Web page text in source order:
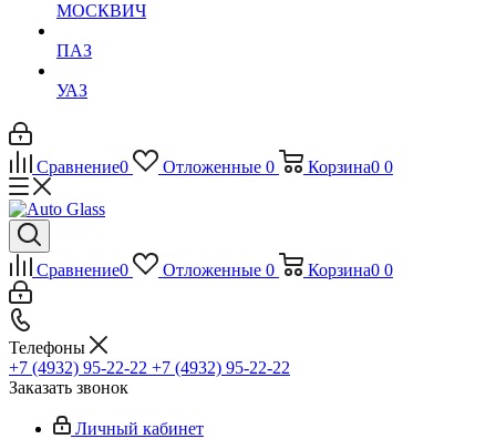
МОСКВИЧ
ПАЗ
УАЗ
Сравнение0 Отложенные 0 Корзина0 0
Сравнение0 Отложенные 0 Корзина0 0
Телефоны
+7 (4932) 95-22-22 +7 (4932) 95-22-22
Заказать звонок
Личный кабинет